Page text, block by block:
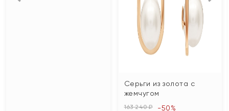
Серьги из золота с
жемчугом
163 240 ₽ -50%